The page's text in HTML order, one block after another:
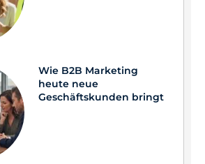
Wie B2B Marketing
heute neue
Geschäftskunden bringt